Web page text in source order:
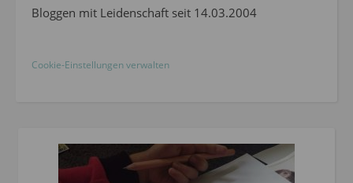
Bloggen mit Leidenschaft seit 14.03.2004
Cookie-Einstellungen verwalten